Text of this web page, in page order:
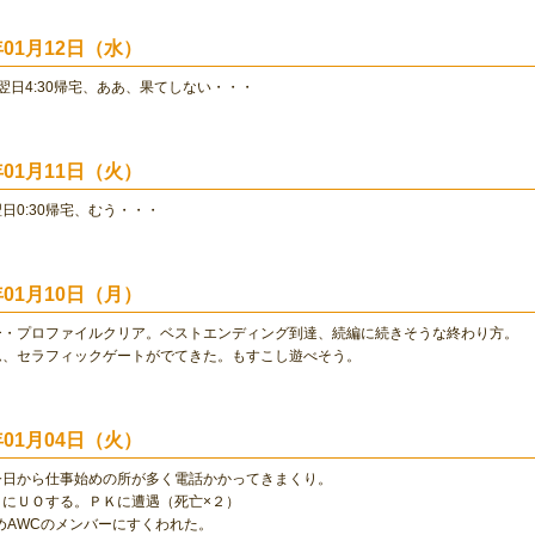
01月12日（水）
日4:30帰宅、ああ、果てしない・・・
01月11日（火）
0:30帰宅、むう・・・
01月10日（月）
プロファイルクリア。ベストエンディング到達、続編に続きそうな終わり方。
セラフィックゲートがでてきた。もすこし遊べそう。
01月04日（火）
から仕事始めの所が多く電話かかってきまくり。
ＵＯする。ＰＫに遭遇（死亡×２）
AWCのメンバーにすくわれた。